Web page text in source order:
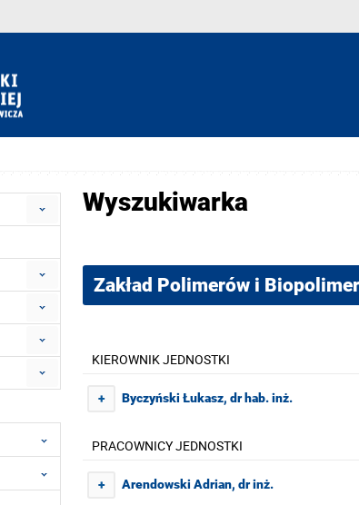
Wyszukiwarka
Zakład Polimerów i
KIEROWNIK JEDNOSTKI
+ Byczyński Łukasz, dr hab. inż.
PRACOWNICY JEDNOSTKI
+ Arendowski Adrian, dr inż.